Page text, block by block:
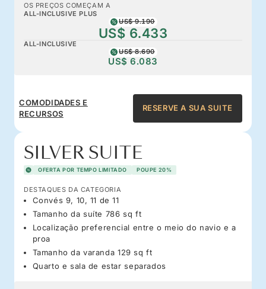
OS PREÇOS COMEÇAM A
ALL-INCLUSIVE PLUS
US$ 9.190
US$ 6.433
ALL-INCLUSIVE
US$ 8.690
US$ 6.083
COMODIDADES E
RECURSOS
RESERVE A SUA SUITE
SILVER SUITE
OFERTA POR TEMPO LIMITADO POUPE 20%
DESTAQUES DA CATEGORIA
Convés 9, 10, 11 de 11
Tamanho da suíte 786 sq ft
Localização preferencial entre o meio do navio e a
proa
Tamanho da varanda 129 sq ft
Quarto e sala de estar separados